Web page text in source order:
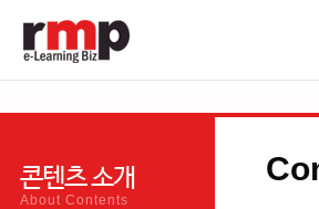
콘텐츠 소개
About Contents